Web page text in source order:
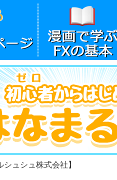
シュシュ株式会社】